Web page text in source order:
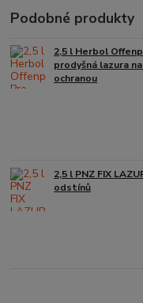
Podobné produkty
2,5 l Herbol
prodyšná lazura
ochranou
2,5 l PNZ FIX
odstínů